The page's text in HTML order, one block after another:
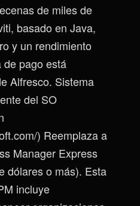
de miles de
basado en Java,
y un rendimiento
de pago está
Alfresco. Sistema
del SO
) Reemplaza a
Manager Express
dólares o más). Esta
incluye